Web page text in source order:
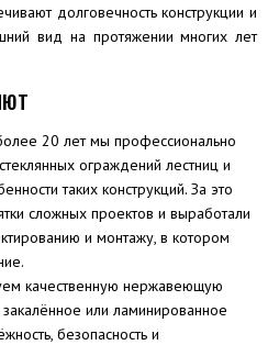
долговечность конструкции и
вид на протяжении многих лет
20 лет мы профессионально
ограждений лестниц и
таких конструкций. За это
сложных проектов и выработали
и монтажу, в котором
качественную нержавеющую
или ламинированное
безопасность и